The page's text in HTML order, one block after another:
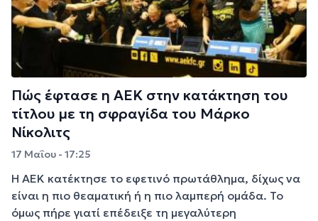
Πώς έφτασε η ΑΕΚ στην κατάκτηση του
τίτλου με τη σφραγίδα του Μάρκο
Νίκολιτς
17 Μαΐου - 17:25
Η ΑΕΚ κατέκτησε το εφετινό πρωτάθλημα, δίχως να
είναι η πιο θεαματική ή η πιο λαμπερή ομάδα. Το
όμως πήρε γιατί επέδειξε τη μεγαλύτερη